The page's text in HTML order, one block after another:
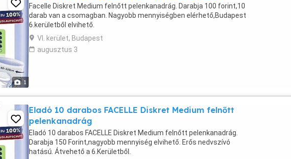
1
Facelle Diskret Medium felnőtt pelenkanadrág. Darabja 100 forint,10
darab van a csomagban. Nagyobb mennyiségben elérhető,Budapest
6.kerületből elvihető.
VI. kerület, Budapest
augusztus 3
Eladó 10 darabos FACELLE Diskret Medium felnőtt
pelenkanadrág
Eladó 10 darabos FACELLE Diskret Medium felnőtt pelenkanadrág.
Darabja 150 Forint,nagyobb mennyiség elvihető. Erős nedvszívó
hatású. Átvehető a 6.Kerületből.